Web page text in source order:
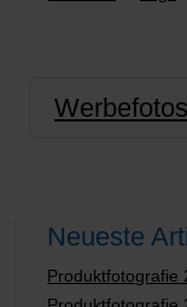
Werbefotos
Neueste
Produktfotografie